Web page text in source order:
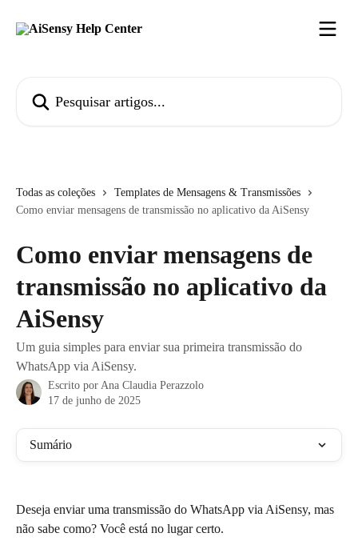
Todas as coleções
Templates de Mensagens & Transmissões
Como enviar mensagens de transmissão no aplicativo da AiSensy
Como enviar mensagens de
transmissão no aplicativo da
AiSensy
Um guia simples para enviar sua primeira transmissão do
WhatsApp via AiSensy.
Escrito por Ana Claudia Perazzolo
17 de junho de 2025
Sumário
Deseja enviar uma transmissão do WhatsApp via AiSensy, mas
não sabe como? Você está no lugar certo.